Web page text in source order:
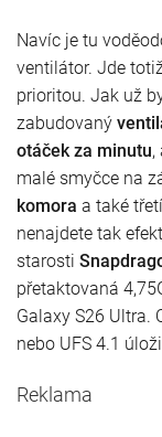
Navíc je tu
ventilátor. Jde
prioritou. Jak už
zabudovaný
otáček za minutu,
malé smyčce na
komora a také
nenajdete tak
starosti
přetaktovaná
Galaxy S26 Ultra.
nebo UFS 4.1
Reklama